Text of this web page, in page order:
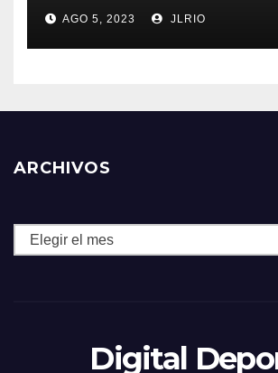
AGO 5, 2023 JLRIO
ARCHIVOS
Archivos
Digital